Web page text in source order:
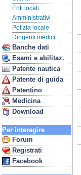
Enti locali
Amministrativi
Polizia locale
Dirigenti medici
Banche dati
Esami e abilitaz.
Patente nautica
Patente di guida
Patentino
Medicina
Download
Per interagire
Forum
Registrati
Facebook